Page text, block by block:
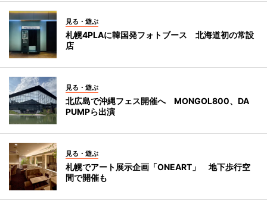
見る・遊ぶ
札幌4PLAに韓国発フォトブース 北海道初の常設
店
見る・遊ぶ
北広島で沖縄フェス開催へ MONGOL800、DA
PUMPら出演
見る・遊ぶ
札幌でアート展示企画「ONEART」 地下歩行空
間で開催も